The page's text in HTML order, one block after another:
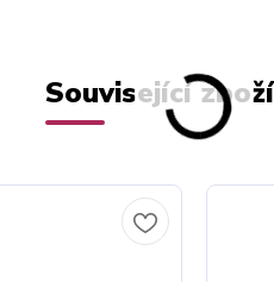
Související zboží